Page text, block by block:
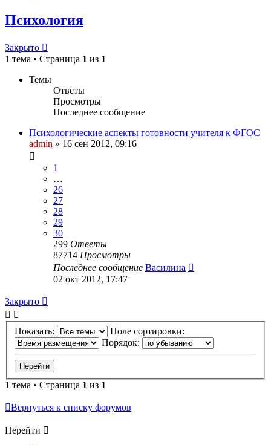
Психология
Закрыто
1 тема • Страница 1 из 1
Темы
Ответы
Просмотры
Последнее сообщение
Психологические аспекты готовности учителя к ФГОС
admin » 16 сен 2012, 09:16
1
…
26
27
28
29
30
299 Ответы
87714 Просмотры
Последнее сообщение Василина
02 окт 2012, 17:47
Закрыто
Показать:
Поле сортировки:
Порядок:
1 тема • Страница 1 из 1
Вернуться к списку форумов
Перейти